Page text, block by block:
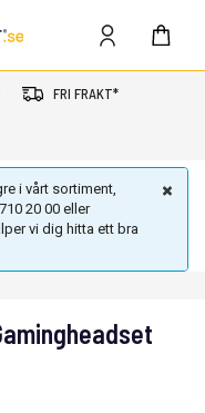
FRI FRAKT*
i vårt sortiment,
20 00 eller
vi dig hitta ett bra